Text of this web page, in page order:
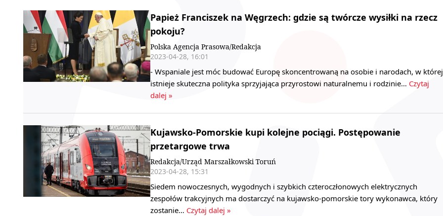
Papież Franciszek na Węgrzech: gdzie są twórcze wysiłki na rzecz
pokoju?
Polska Agencja Prasowa/Redakcja
2023-04-28, 16:01
- Wspaniale jest móc budować Europę skoncentrowaną na osobie i narodach, w której
istnieje skuteczna polityka sprzyjająca przyrostowi naturalnemu i rodzinie… Czytaj
dalej »
Kujawsko-Pomorskie kupi kolejne pociągi. Postępowanie
przetargowe trwa
Redakcja/Urząd Marszałkowski Toruń
2023-04-28, 15:31
Siedem nowoczesnych, wygodnych i szybkich czteroczłonowych elektrycznych
zespołów trakcyjnych ma dostarczyć na kujawsko-pomorskie tory wykonawca, który
zostanie… Czytaj dalej »